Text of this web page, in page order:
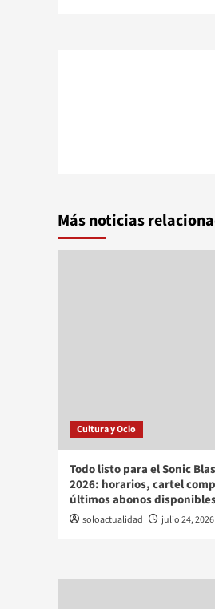
Más noticias
Cultura y Ocio
Todo listo para el Sonic
2026: horarios, cartel
últimos abonos
soloactualidad julio 24, 2026